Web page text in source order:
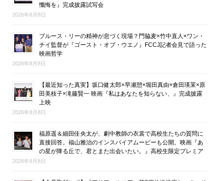
懺悔を』完成披露試写会
2026年8月8日
ブルース・リーの精神が息づく現場？門脇麦×竹中直人×ワン・
チイ監督が『ゴースト・オブ・ウエノ』FCCJ記者会見で語った
映画哲学
2026年8月8日
【最近知った真実】坂口健太郎×早瀬憩×堀田真由×倉田瑛茉×原
田美枝子×滝藤賢一 映画『私はあなたを知らない、』完成披露
上映
2026年8月8日
福原遥＆細田佳央太が、劇中教師の衣裳で高校生たちの質問に
直接回答。福山雅治のインスパイアムービーも公開。映画『あ
の星が降る丘で、君とまた出会いたい。』高校生限定プレミア
2026年8月8日